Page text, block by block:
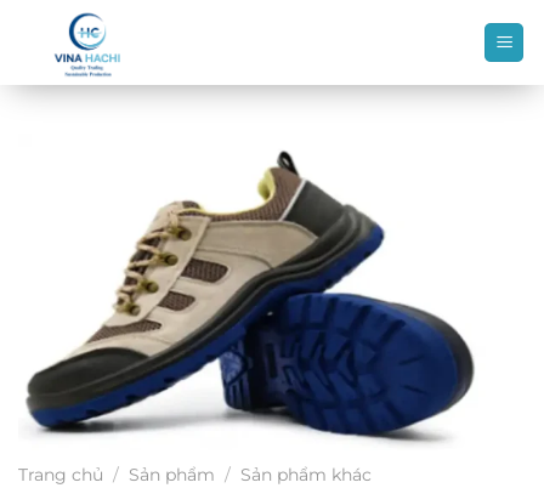
Trang chủ / Sản phẩm / Sản phẩm khác